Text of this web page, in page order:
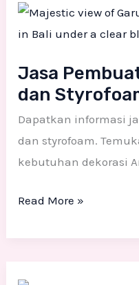
Jasa
dan
Dapatkan informasi
dan styrofoam.
kebutuhan dekorasi
Pembuatan
Patung
dan
Styrofoam
Read More »